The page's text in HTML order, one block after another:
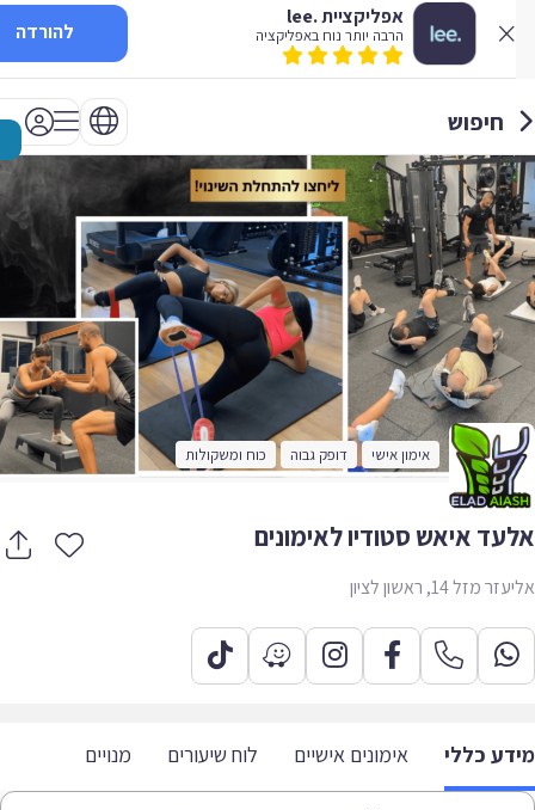
אפליקציית .lee
הרבה יותר נוח באפליקציה להורדה
חיפוש
אימון אישי דופק גבוה כוח ומשקולות
איאש סטודיו לאימונים
14, ראשון לציון
כללי אימונים אישיים לוח שיעורים מנויים